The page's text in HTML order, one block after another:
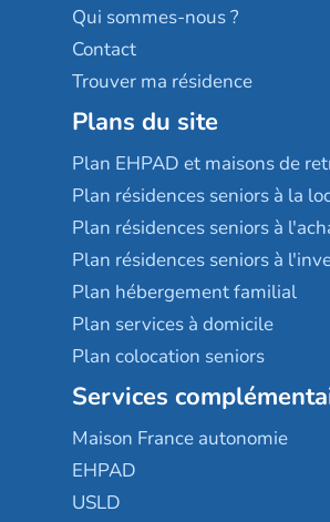
Qui sommes-nous ?
Contact
Trouver ma résidence
Plans du site
Plan EHPAD et maisons de
Plan résidences seniors à la
Plan résidences seniors à
Plan résidences seniors à
Plan hébergement familial
Plan services à domicile
Plan colocation seniors
Services
Maison France autonomie
EHPAD
USLD